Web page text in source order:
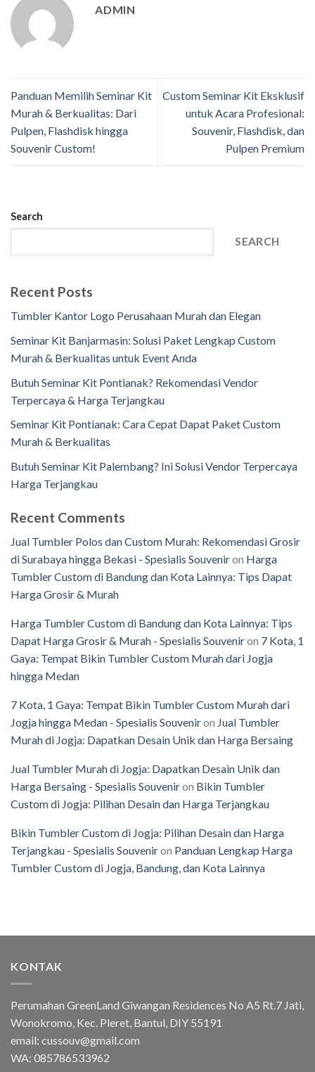
ADMIN
Panduan Memilih Seminar Kit
Murah & Berkualitas: Dari
Pulpen, Flashdisk hingga
Souvenir Custom!
Custom Seminar Kit Eksklusif
untuk Acara Profesional:
Souvenir, Flashdisk, dan
Pulpen Premium
Search
SEARCH
Recent Posts
Tumbler Kantor Logo Perusahaan Murah dan Elegan
Seminar Kit Banjarmasin: Solusi Paket Lengkap Custom
Murah & Berkualitas untuk Event Anda
Butuh Seminar Kit Pontianak? Rekomendasi Vendor
Terpercaya & Harga Terjangkau
Seminar Kit Pontianak: Cara Cepat Dapat Paket Custom
Murah & Berkualitas
Butuh Seminar Kit Palembang? Ini Solusi Vendor Terpercaya
Harga Terjangkau
Recent Comments
Jual Tumbler Polos dan Custom Murah: Rekomendasi Grosir
di Surabaya hingga Bekasi - Spesialis Souveniron Harga
Tumbler Custom di Bandung dan Kota Lainnya: Tips Dapat
Harga Grosir & Murah
Harga Tumbler Custom di Bandung dan Kota Lainnya: Tips
Dapat Harga Grosir & Murah - Spesialis Souveniron 7 Kota, 1
Gaya: Tempat Bikin Tumbler Custom Murah dari Jogja
hingga Medan
7 Kota, 1 Gaya: Tempat Bikin Tumbler Custom Murah dari
Jogja hingga Medan - Spesialis Souveniron Jual Tumbler
Murah di Jogja: Dapatkan Desain Unik dan Harga Bersaing
Jual Tumbler Murah di Jogja: Dapatkan Desain Unik dan
Harga Bersaing - Spesialis Souveniron Bikin Tumbler
Custom di Jogja: Pilihan Desain dan Harga Terjangkau
Bikin Tumbler Custom di Jogja: Pilihan Desain dan Harga
Terjangkau - Spesialis Souveniron Panduan Lengkap Harga
Tumbler Custom di Jogja, Bandung, dan Kota Lainnya
KONTAK
Perumahan GreenLand Giwangan Residences No A5 Rt.7 Jati,
Wonokromo, Kec. Pleret, Bantul, DIY 55191
email: cussouv@gmail.com
WA: 085786533962